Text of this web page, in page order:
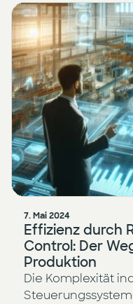
7. Mai 2024
Effizienz durch
Control: Der
Produktion
Die Komplexität